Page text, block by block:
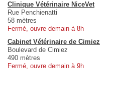
Clinique Vétérinaire NiceVet
Rue Penchienatti
58 mètres
Fermé, ouvre demain à 8h
Cabinet Vétérinaire de Cimiez
Boulevard de Cimiez
490 mètres
Fermé, ouvre demain à 9h